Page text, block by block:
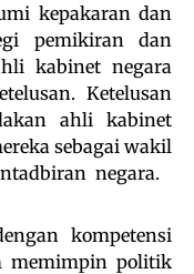
kepakaran dan
pemikiran dan
kabinet negara
Ketelusan
ahli kabinet
sebagai wakil
negara.
kompetensi
memimpin politik